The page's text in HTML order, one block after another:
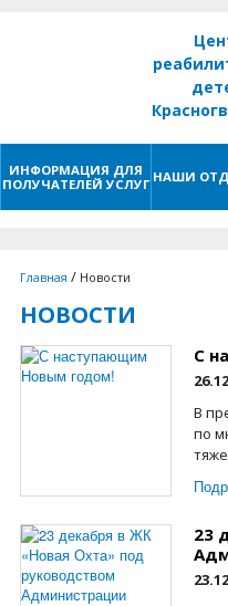
ИНФОРМАЦИЯ ДЛЯ
ПОЛУЧАТЕЛЕЙ УСЛУГ НАШИ
Главная / Новости
НОВОСТИ
С
В
по
23